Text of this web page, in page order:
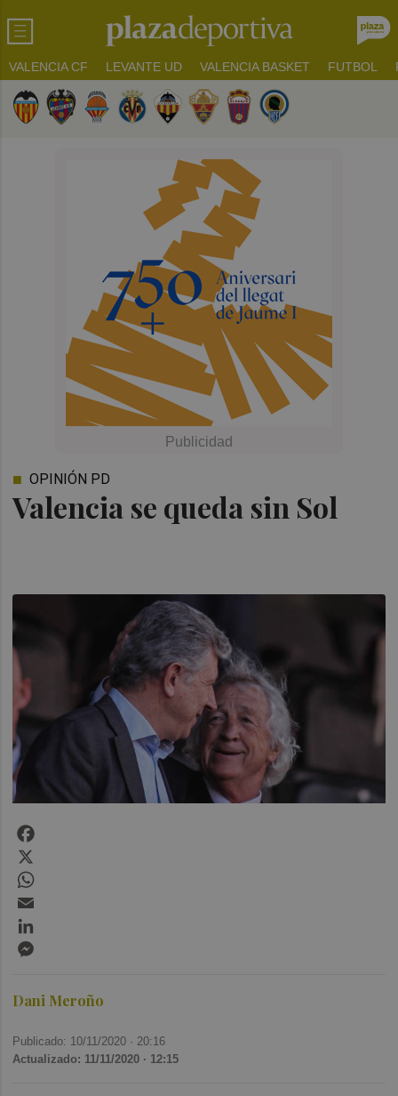
VALENCIA CF LEVANTE UD VALENCIA BASKET FUTBOL
Valencia se queda sin Sol
OPINIÓN PD
Dani Meroño
Publicado: 10/11/2020 · 20:16
Actualizado: 11/11/2020 · 12:15